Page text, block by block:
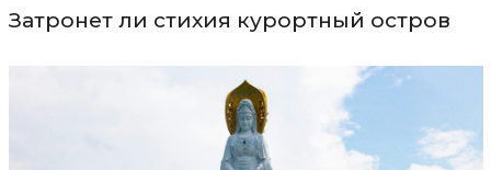
Затронет ли стихия курортный остров